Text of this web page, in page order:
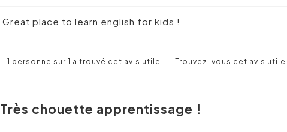
Great place to learn english for kids !
1 personne sur 1 a trouvé cet avis utile. Trouvez-vous cet avis utile
Très chouette apprentissage !